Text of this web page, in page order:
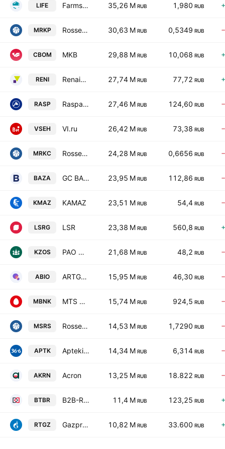
LIFE Farmsintez 35,26 M RUB 1,980 RUB
MRKP Rosseti Centr i Privoljye 30,63 M RUB 0,5349 RUB
CBOM MKB 29,88 M RUB 10,068 RUB
RENI Renaissance Insurance 27,74 M RUB 77,72 RUB
RASP Raspadskaya 27,46 M RUB 124,60 RUB
VSEH VI.ru 26,42 M RUB 73,38 RUB
MRKC Rosseti Centr 24,28 M RUB 0,6656 RUB
BAZA GC BASIS 23,95 M RUB 112,86 RUB
KMAZ KAMAZ 23,51 M RUB 54,4 RUB
LSRG LSR 23,38 M RUB 560,8 RUB
KZOS PAO Organicheskiy Sintez 21,68 M RUB 48,2 RUB
ABIO ARTGEN 15,95 M RUB 46,30 RUB
MBNK MTS Bank 15,74 M RUB 924,5 RUB
MSRS Rosseti Moscow Region 14,53 M RUB 1,7290 RUB
APTK Apteki 36,6 14,34 M RUB 6,314 RUB
AKRN Acron 13,25 M RUB 18.822 RUB
BTBR B2B-RTS 11,4 M RUB 123,25 RUB
RTGZ Gazprom gazorasp. Rostov 10,82 M RUB 33.600 RUB